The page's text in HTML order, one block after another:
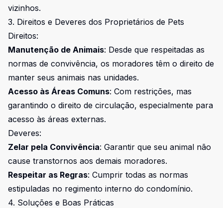
vizinhos.
3. Direitos e Deveres dos Proprietários de Pets
Direitos:
Manutenção de Animais: Desde que respeitadas as
normas de convivência, os moradores têm o direito de
manter seus animais nas unidades.
Acesso às Áreas Comuns: Com restrições, mas
garantindo o direito de circulação, especialmente para
acesso às áreas externas.
Deveres:
Zelar pela Convivência: Garantir que seu animal não
cause transtornos aos demais moradores.
Respeitar as Regras: Cumprir todas as normas
estipuladas no regimento interno do condomínio.
4. Soluções e Boas Práticas